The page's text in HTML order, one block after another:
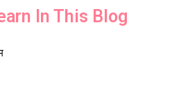
In This Blog